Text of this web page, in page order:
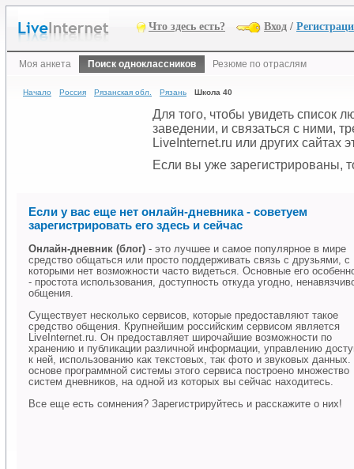
Что здесь есть? Вход /
Моя анкета Поиск одноклассников Резюме по отраслям
Начало Россия Рязанская обл. Рязань Школа 40
Для того, чтобы увидеть список
заведении, и связаться с ними,
LiveInternet.ru или других сайтах
Если вы уже зарегистрированы,
Если у вас еще нет онлайн-дневника - советуем
зарегистрировать его здесь и сейчас
Онлайн-дневник (блог) - это лучшее и самое популярное в мире
средство общаться или просто поддерживать связь с друзьями, с
которыми нет возможности часто видеться. Основные его
- простота использования, доступность откуда угодно,
общения.
Существует несколько сервисов, которые предоставляют такое
средство общения. Крупнейшим российским сервисом является
LiveInternet.ru. Он предоставляет широчайшие возможности по
хранению и публикации различной информации, управлению
к ней, использованию как текстовых, так фото и звуковых
основе программной системы этого сервиса построено множество
систем дневников, на одной из которых вы сейчас находитесь.
Все еще есть сомнения? Зарегистрируйтесь и расскажите о них!